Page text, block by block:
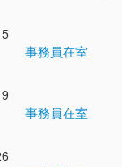
事務員在室
事務員在室